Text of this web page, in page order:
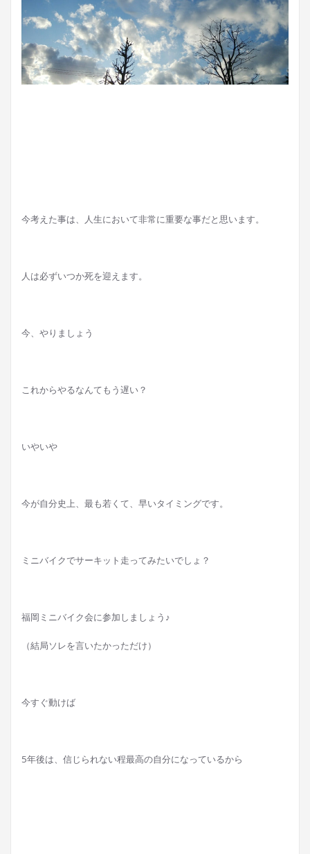
今考えた事は、人生において非常に重要な事だと思います。
人は必ずいつか死を迎えます。
今、やりましょう
これからやるなんてもう遅い？
いやいや
今が自分史上、最も若くて、早いタイミングです。
ミニバイクでサーキット走ってみたいでしょ？
福岡ミニバイク会に参加しましょう♪
（結局ソレを言いたかっただけ）
今すぐ動けば
5年後は、信じられない程最高の自分になっているから